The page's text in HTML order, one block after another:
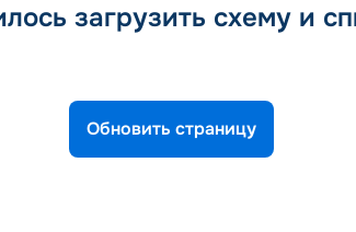
загрузить схему и
Обновить страницу